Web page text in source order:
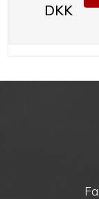
DKK